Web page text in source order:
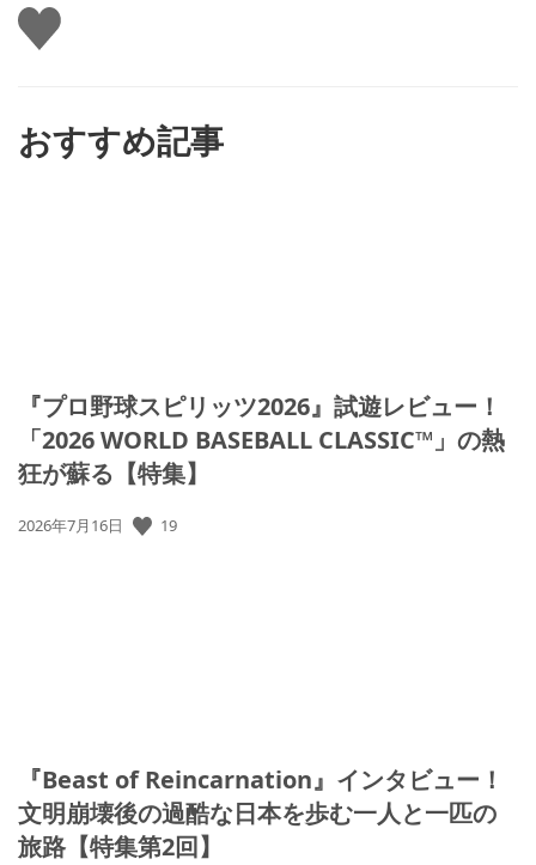
い
い
おすすめ記事
『プロ野球スピリッツ2026』試遊レビュー！
「2026 WORLD BASEBALL CLASSIC™」の熱
狂が蘇る【特集】
公
2026年7月16日 19
『Beast of Reincarnation』インタビュー！
文明崩壊後の過酷な日本を歩む一人と一匹の
旅路【特集第2回】